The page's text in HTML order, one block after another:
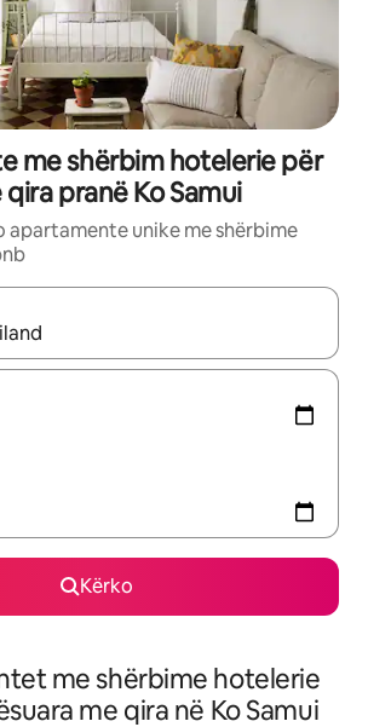
me shërbim hotelerie për
pranë Ko Samui
apartamente unike me shërbime
të disponueshme, lëviz me butonat e
Kërko
me shërbime hotelerie
me qira në Ko Samui